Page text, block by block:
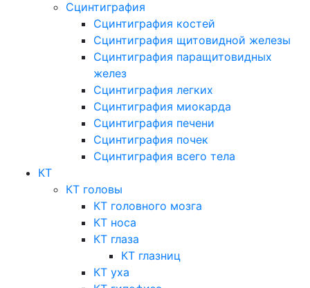
Сцинтиграфия
Сцинтиграфия костей
Сцинтиграфия щитовидной железы
Сцинтиграфия паращитовидных
желез
Сцинтиграфия легких
Сцинтиграфия миокарда
Сцинтиграфия печени
Сцинтиграфия почек
Сцинтиграфия всего тела
КТ
КТ головы
КТ головного мозга
КТ носа
КТ глаза
КТ глазниц
КТ уха